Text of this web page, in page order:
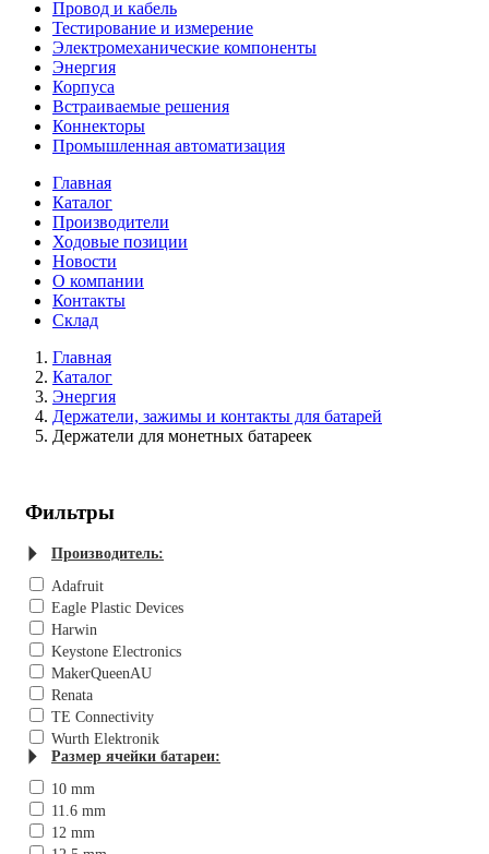
Провод и кабель
Тестирование и измерение
Электромеханические компоненты
Энергия
Корпуса
Встраиваемые решения
Коннекторы
Промышленная автоматизация
Главная
Каталог
Производители
Ходовые позиции
Новости
О компании
Контакты
Склад
Главная
Каталог
Энергия
Держатели, зажимы и контакты для батарей
Держатели для монетных батареек
Фильтры
Производитель:
Adafruit
Eagle Plastic Devices
Harwin
Keystone Electronics
MakerQueenAU
Renata
TE Connectivity
Wurth Elektronik
Размер ячейки батареи:
10 mm
11.6 mm
12 mm